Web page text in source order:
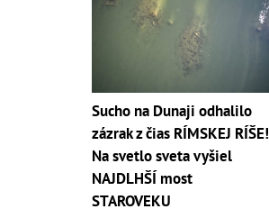
Sucho na Dunaji odhalilo
zázrak z čias RÍMSKEJ RÍŠE!
Na svetlo sveta vyšiel
NAJDLHŠÍ most
STAROVEKU